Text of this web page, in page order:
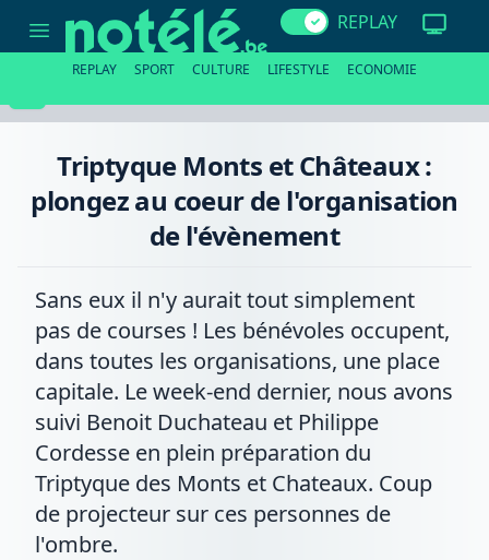
Monts
au
l'organisation
l'évènement
REPLAY
REPLAY SPORT CULTURE LIFESTYLE ECONOMIE
Triptyque Monts et Châteaux :
plongez au coeur de l'organisation
de l'évènement
Sans eux il n'y aurait tout simplement
pas de courses ! Les bénévoles occupent,
dans toutes les organisations, une place
capitale. Le week-end dernier, nous avons
suivi Benoit Duchateau et Philippe
Cordesse en plein préparation du
Triptyque des Monts et Chateaux. Coup
de projecteur sur ces personnes de
l'ombre.